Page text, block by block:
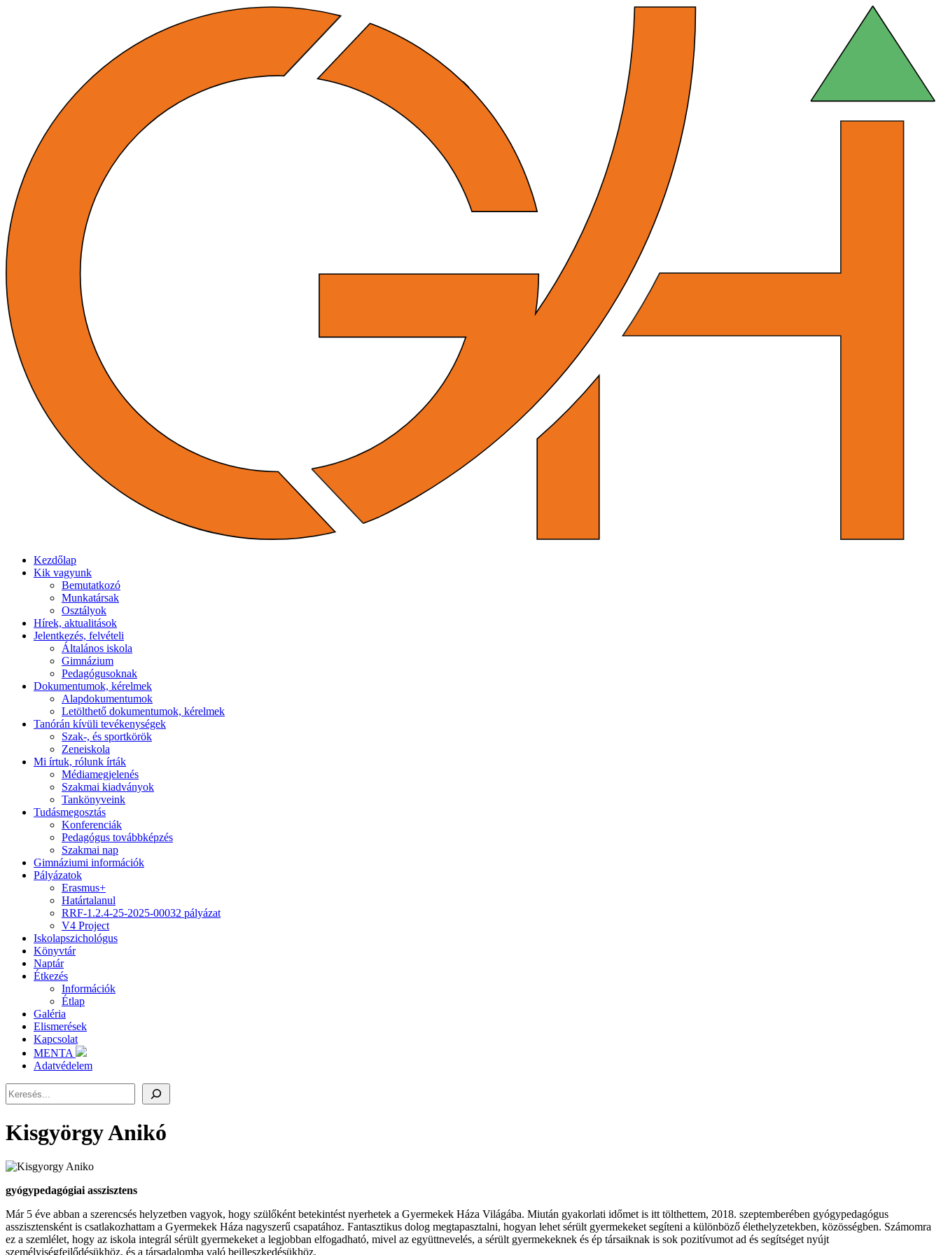
Kezdőlap
Kik vagyunk
Bemutatkozó
Munkatársak
Osztályok
Hírek, aktualitások
Jelentkezés, felvételi
Általános iskola
Gimnázium
Pedagógusoknak
Dokumentumok, kérelmek
Alapdokumentumok
Letölthető dokumentumok, kérelmek
Tanórán kívüli tevékenységek
Szak-, és sportkörök
Zeneiskola
Mi írtuk, rólunk írták
Médiamegjelenés
Szakmai kiadványok
Tankönyveink
Tudásmegosztás
Konferenciák
Pedagógus továbbképzés
Szakmai nap
Gimnáziumi információk
Pályázatok
Erasmus+
Határtalanul
RRF-1.2.4-25-2025-00032 pályázat
V4 Project
Iskolapszichológus
Könyvtár
Naptár
Étkezés
Információk
Étlap
Galéria
Elismerések
Kapcsolat
MENTA
Adatvédelem
Keresés
Kisgyörgy Anikó
gyógypedagógiai asszisztens
Már 5 éve abban a szerencsés helyzetben vagyok, hogy szülőként betekintést nyerhetek a Gyermekek Háza Világába. Miután gyakorlati időmet is itt tölthettem, 2018. szeptemberében gyógypedagógus
asszisztensként is csatlakozhattam a Gyermekek Háza nagyszerű csapatához. Fantasztikus dolog megtapasztalni, hogyan lehet sérült gyermekeket segíteni a különböző élethelyzetekben, közösségben. Számomra
ez a szemlélet, hogy az iskola integrál sérült gyermekeket a legjobban elfogadható, mivel az együttnevelés, a sérült gyermekeknek és ép társaiknak is sok pozitívumot ad és segítséget nyújt
személyiségfejlődésükhöz, és a társadalomba való beilleszkedésükhöz.